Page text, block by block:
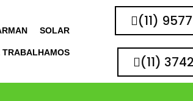
SOLAR
TRABALHAMOS
(11)
(11)